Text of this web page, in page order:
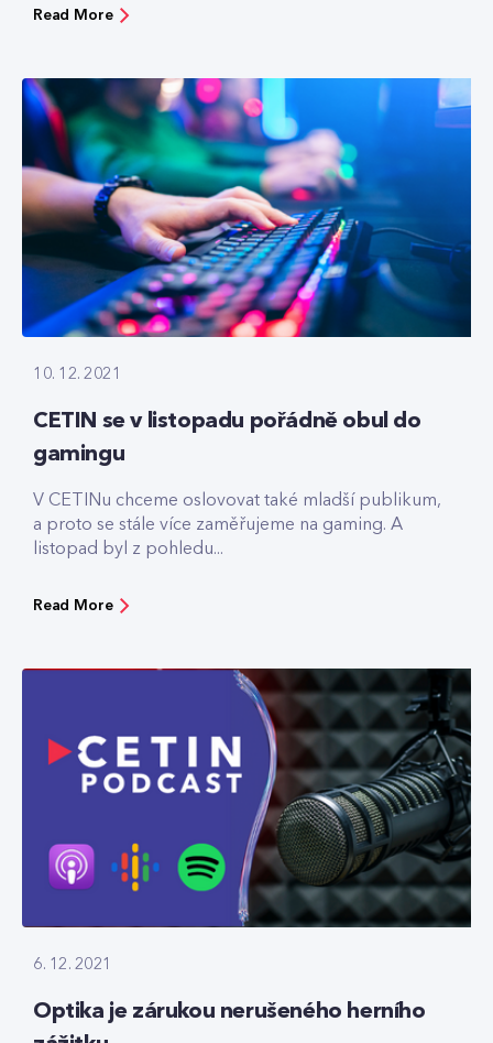
Read More
10. 12. 2021
CETIN se v listopadu pořádně obul do
gamingu
V CETINu chceme oslovovat také mladší publikum,
a proto se stále více zaměřujeme na gaming. A
listopad byl z pohledu...
Read More
6. 12. 2021
Optika je zárukou nerušeného herního